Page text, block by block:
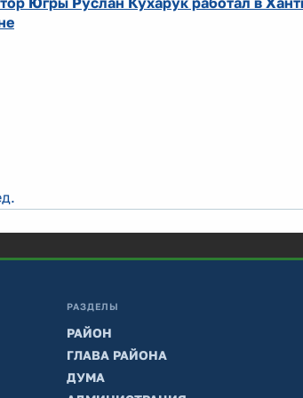
РАЗДЕЛЫ
РАЙОН
ГЛАВА РАЙОНА
ДУМА